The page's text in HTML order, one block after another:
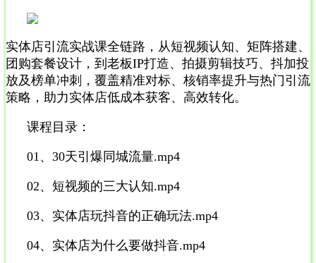
实体店引流实战课全链路，从短视频认知、矩阵搭建、
团购套餐设计，到老板IP打造、拍摄剪辑技巧、抖加投
放及榜单冲刺，覆盖精准对标、核销率提升与热门引流
策略，助力实体店低成本获客、高效转化。
课程目录：
01、30天引爆同城流量.mp4
02、短视频的三大认知.mp4
03、实体店玩抖音的正确玩法.mp4
04、实体店为什么要做抖音.mp4